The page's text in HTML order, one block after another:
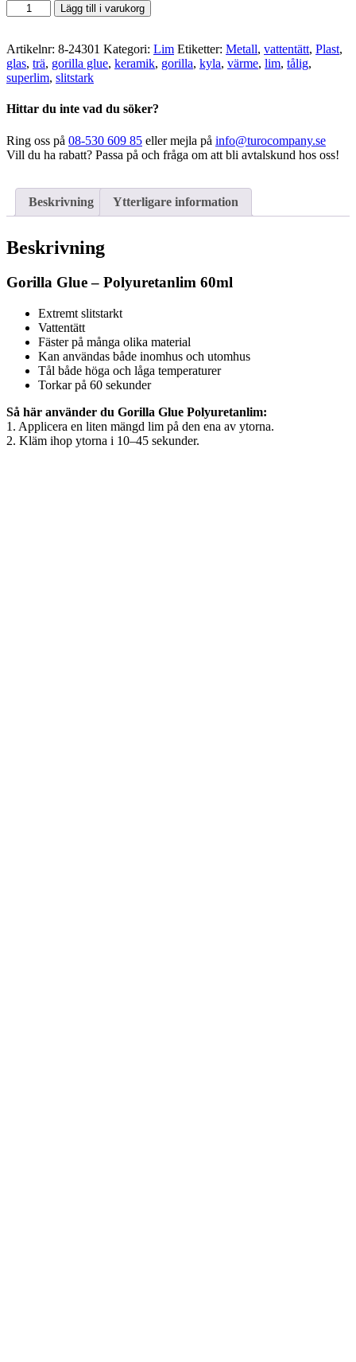
Gorilla
Glue
Polyuretanlim
60ml
mängd
Lägg till i varukorg
Artikelnr: 8-24301 Kategori: Lim Etiketter: Metall, vattentätt, Plast,
glas, trä, gorilla glue, keramik, gorilla, kyla, värme, lim, tålig,
superlim, slitstark
Hittar du inte vad du söker?
Ring oss på 08-530 609 85 eller mejla på info@turocompany.se
Vill du ha rabatt? Passa på och fråga om att bli avtalskund hos oss!
Beskrivning Ytterligare information
Beskrivning
Gorilla Glue – Polyuretanlim 60ml
Extremt slitstarkt
Vattentätt
Fäster på många olika material
Kan användas både inomhus och utomhus
Tål både höga och låga temperaturer
Torkar på 60 sekunder
Så här använder du Gorilla Glue Polyuretanlim:
1. Applicera en liten mängd lim på den ena av ytorna.
2. Kläm ihop ytorna i 10–45 sekunder.